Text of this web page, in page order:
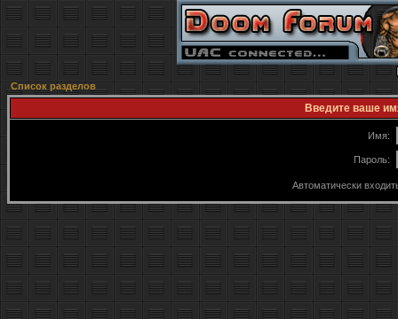
Список разделов
Введите ваше
Имя:
Пароль:
Автоматически